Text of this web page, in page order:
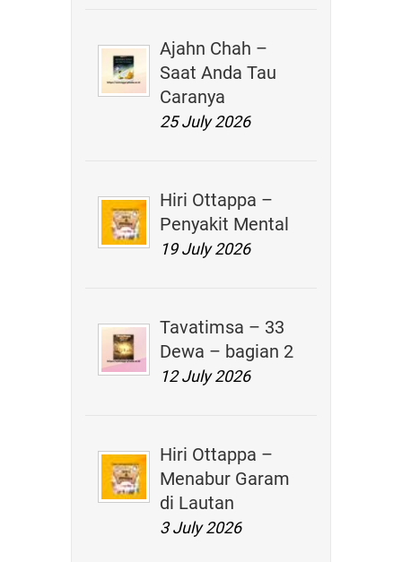
Ajahn Chah –
Saat Anda Tau
Caranya
25 July 2026
Hiri Ottappa –
Penyakit Mental
19 July 2026
Tavatimsa – 33
Dewa – bagian 2
12 July 2026
Hiri Ottappa –
Menabur Garam
di Lautan
3 July 2026